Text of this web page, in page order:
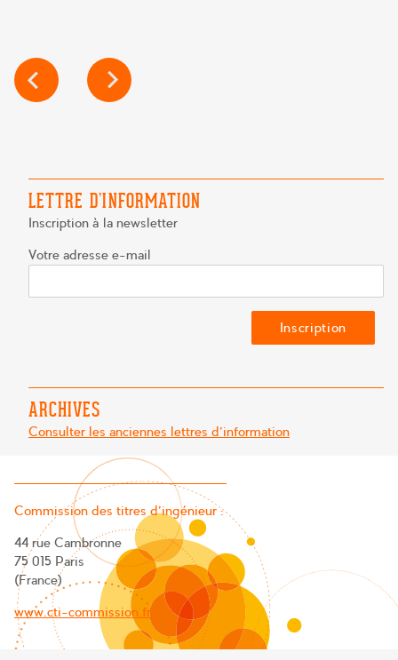
NAVIGATION
DE
LETTRE D’INFORMATION
Inscription à la newsletter
Votre adresse e-mail
ARCHIVES
Consulter les anciennes lettres d'information
Commission des titres d’ingénieur :
44 rue Cambronne
75 015 Paris
(France)
www.cti-commission.fr